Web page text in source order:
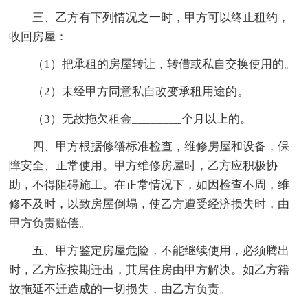
三、乙方有下列情况之一时，甲方可以终止租约，
收回房屋：
（1）把承租的房屋转让，转借或私自交换使用的。
（2）未经甲方同意私自改变承租用途的。
（3）无故拖欠租金________个月以上的。
四、甲方根据修缮标准检查，维修房屋和设备，保
障安全、正常使用。甲方维修房屋时，乙方应积极协
助，不得阻碍施工。在正常情况下，如因检查不周，维
修不及时，以致房屋倒塌，使乙方遭受经济损失时，由
甲方负责赔偿。
五、甲方鉴定房屋危险，不能继续使用，必须腾出
时，乙方应按期迁出，其居住房由甲方解决。如乙方籍
故拖延不迁造成的一切损失，由乙方负责。